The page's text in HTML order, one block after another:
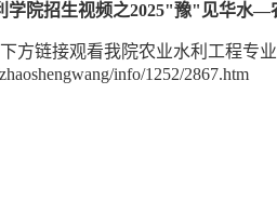
学院招生视频之2025"豫"见华水—
方链接观看我院农业水利工程专业
info/1252/2867.htm